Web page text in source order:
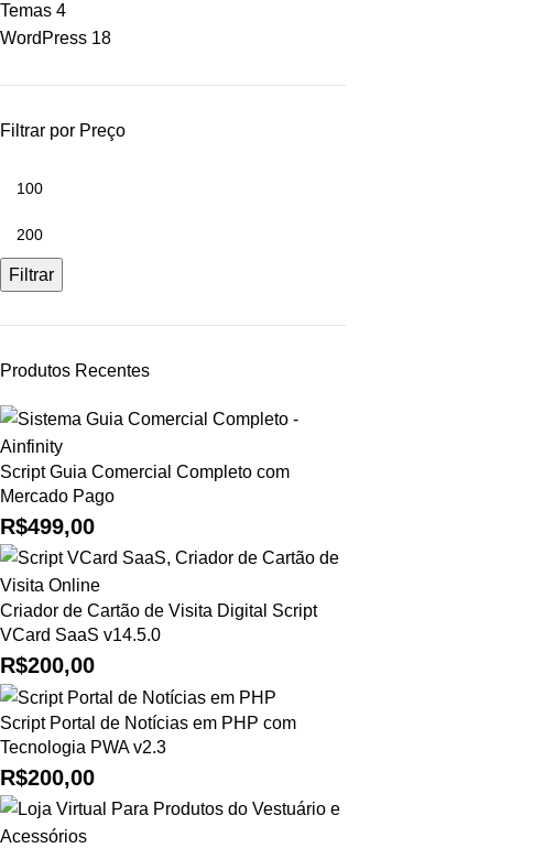
Temas 4
WordPress 18
Filtrar por Preço
Filtrar
Produtos Recentes
Script Guia Comercial Completo com
Mercado Pago
R$499,00
Criador de Cartão de Visita Digital Script
VCard SaaS v14.5.0
R$200,00
Script Portal de Notícias em PHP com
Tecnologia PWA v2.3
R$200,00